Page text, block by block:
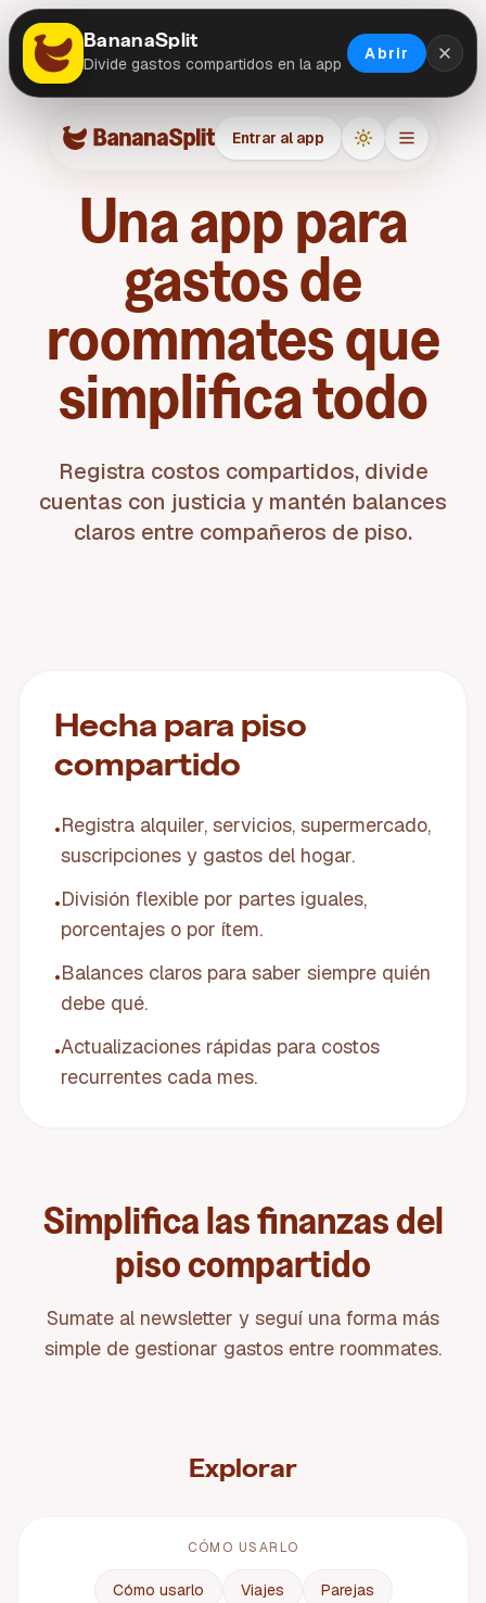
BananaSplit
Divide gastos compartidos en la app
Abrir
Entrar al app
Una app para
gastos de
roommates que
simplifica todo
Registra costos compartidos, divide
cuentas con justicia y mantén balances
claros entre compañeros de piso.
Hecha para piso
compartido
•Registra alquiler, servicios, supermercado,
suscripciones y gastos del hogar.
•División flexible por partes iguales,
porcentajes o por ítem.
•Balances claros para saber siempre quién
debe qué.
•Actualizaciones rápidas para costos
recurrentes cada mes.
Simplifica las finanzas del
piso compartido
Sumate al newsletter y seguí una forma más
simple de gestionar gastos entre roommates.
Explorar
CÓMO USARLO
Cómo usarlo Viajes Parejas